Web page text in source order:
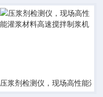
压浆剂检测仪，现场高性能灌